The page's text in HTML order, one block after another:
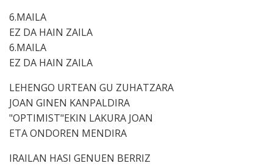
6.MAILA
EZ DA HAIN ZAILA
6.MAILA
EZ DA HAIN ZAILA
LEHENGO URTEAN GU ZUHATZARA
JOAN GINEN KANPALDIRA
"OPTIMIST"EKIN LAKURA JOAN
ETA ONDOREN MENDIRA
IRAILAN HASI GENUEN BERRIZ